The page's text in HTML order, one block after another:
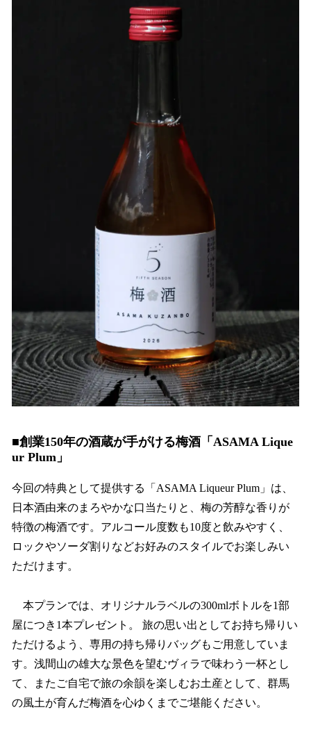
■創業150年の酒蔵が手がける梅酒「ASAMA Lique
ur Plum」
今回の特典として提供する「ASAMA Liqueur Plum」は、
日本酒由来のまろやかな口当たりと、梅の芳醇な香りが
特徴の梅酒です。アルコール度数も10度と飲みやすく、
ロックやソーダ割りなどお好みのスタイルでお楽しみい
ただけます。
本プランでは、オリジナルラベルの300mlボトルを1部
屋につき1本プレゼント。 旅の思い出としてお持ち帰りい
ただけるよう、専用の持ち帰りバッグもご用意していま
す。浅間山の雄大な景色を望むヴィラで味わう一杯とし
て、またご自宅で旅の余韻を楽しむお土産として、群馬
の風土が育んだ梅酒を心ゆくまでご堪能ください。